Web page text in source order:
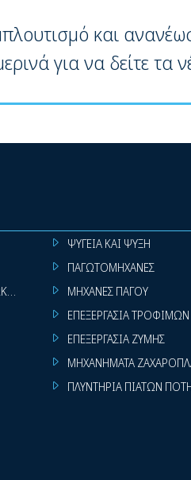
και
για να δείτε τα
ΨΥΓΕΙΑ ΚΑΙ ΨΥΞΗ
ΠΑΓΩΤΟΜΗΧΑΝΕΣ
ΜΗΧΑΝΕΣ ΠΑΓΟΥ
ΕΠΕΞΕΡΓΑΣΙΑ ΤΡΟΦΙΜΩΝ
ΕΠΕΞΕΡΓΑΣΙΑ ΖΥΜΗΣ
ΜΗΧΑΝΗΜΑΤΑ
ΠΛΥΝΤΗΡΙΑ ΠΙΑΤΩΝ